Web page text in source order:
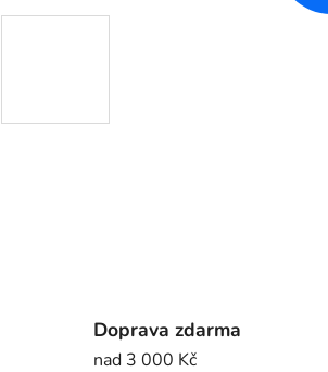
Doprava zdarma
nad 3 000 Kč